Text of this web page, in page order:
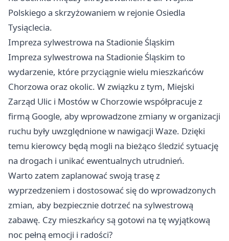
Polskiego a skrzyżowaniem w rejonie Osiedla
Tysiąclecia.
Impreza sylwestrowa na Stadionie Śląskim
Impreza sylwestrowa na Stadionie Śląskim to
wydarzenie, które przyciągnie wielu mieszkańców
Chorzowa oraz okolic. W związku z tym, Miejski
Zarząd Ulic i Mostów w Chorzowie współpracuje z
firmą Google, aby wprowadzone zmiany w organizacji
ruchu były uwzględnione w nawigacji Waze. Dzięki
temu kierowcy będą mogli na bieżąco śledzić sytuację
na drogach i unikać ewentualnych utrudnień.
Warto zatem zaplanować swoją trasę z
wyprzedzeniem i dostosować się do wprowadzonych
zmian, aby bezpiecznie dotrzeć na sylwestrową
zabawę. Czy mieszkańcy są gotowi na tę wyjątkową
noc pełną emocji i radości?